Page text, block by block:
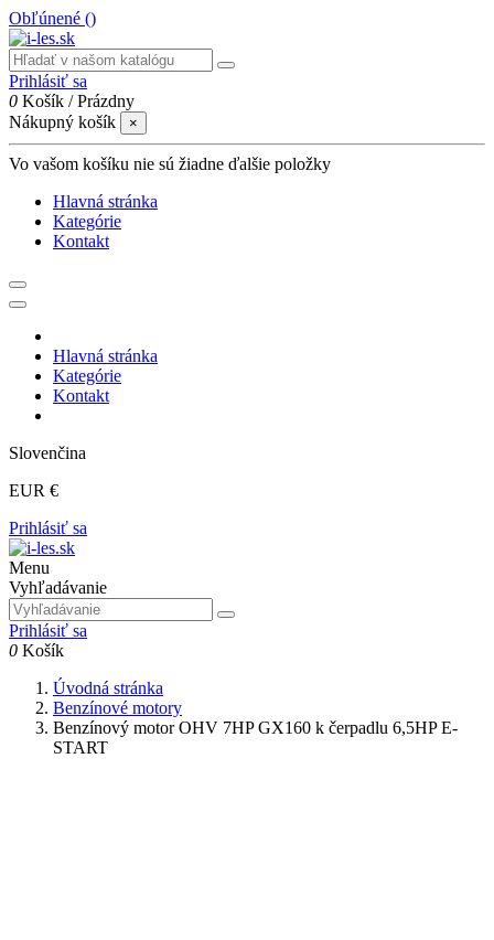
Obľúnené ()
Prihlásiť sa
0 Košík /Prázdny
Nákupný košík
×
Vo vašom košíku nie sú žiadne ďalšie položky
Hlavná stránka
Kategórie
Kontakt
Hlavná stránka
Kategórie
Kontakt
Slovenčina
EUR €
Prihlásiť sa
Menu
Vyhľadávanie
Prihlásiť sa
0 Košík
Úvodná stránka
Benzínové motory
Benzínový motor OHV 7HP GX160 k čerpadlu 6,5HP E-
START